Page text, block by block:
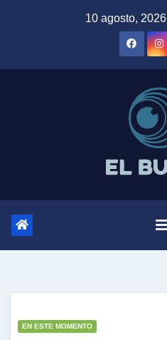
10 agosto, 2026
EN ESTE MOMENTO